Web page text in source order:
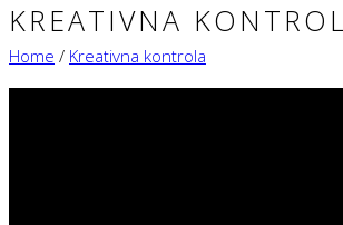
KREATIVNA
Home / Kreativna kontrola